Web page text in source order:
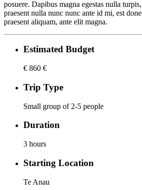
posuere. Dapibus magna egestas nulla
praesent nulla nunc nunc ante id mi, est
praesent aliquam, ante elit magna.
Estimated Budget
€ 860 €
Trip Type
Small group of 2-5 people
Duration
3 hours
Starting Location
Te Anau